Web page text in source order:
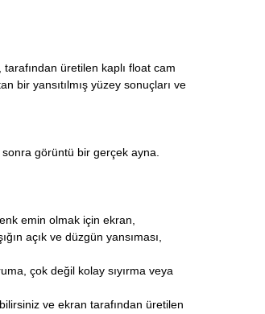
üretilen kaplı float cam
bir yansıtılmış yüzey sonuçları ve
sonra görüntü bir gerçek ayna
emin olmak için ekran,
açık ve düzgün yansıması,
çok değil kolay sıyırma veya
ve ekran tarafından üretilen